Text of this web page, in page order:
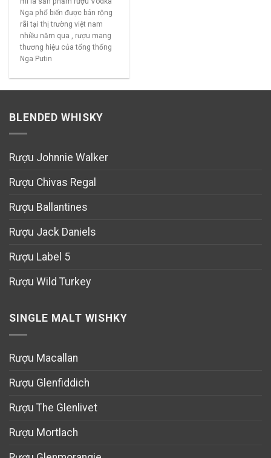
Nga phổ biến được bán rộng
rãi tại thị trường việt nam
nhiều năm qua , rượu mang
thương hiệu của tổng thống
Nga Putin
BLENDED WHISKY
Rượu Johnnie Walker
Rượu Chivas Regal
Rượu Ballantines
Rượu Jack Daniels
Rượu Label 5
Rượu Wild Turkey
SINGLE MALT WISHKY
Rượu Macallan
Rượu Glenfiddich
Rượu The Glenlivet
Rượu Mortlach